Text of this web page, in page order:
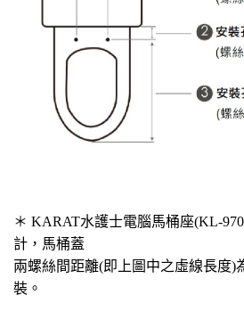
＊ KARAT水護士電腦馬桶座(KL-
計，馬桶蓋
兩螺絲間距離(即上圖中之虛線長度)
裝。